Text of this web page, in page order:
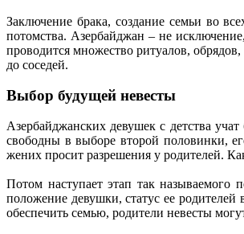
Заключение брака, создание семьи во
потомства. Азербайджан – не
проводится множество ритуалов,
до соседей.
Выбор будущей невесты
Азербайджанских девушек с детства
свободны в выборе второй половинки,
жених просит разрешения у родителей.
Потом наступает этап так называемого
положение девушки, статус ее родителей
обеспечить семью, родители невесты